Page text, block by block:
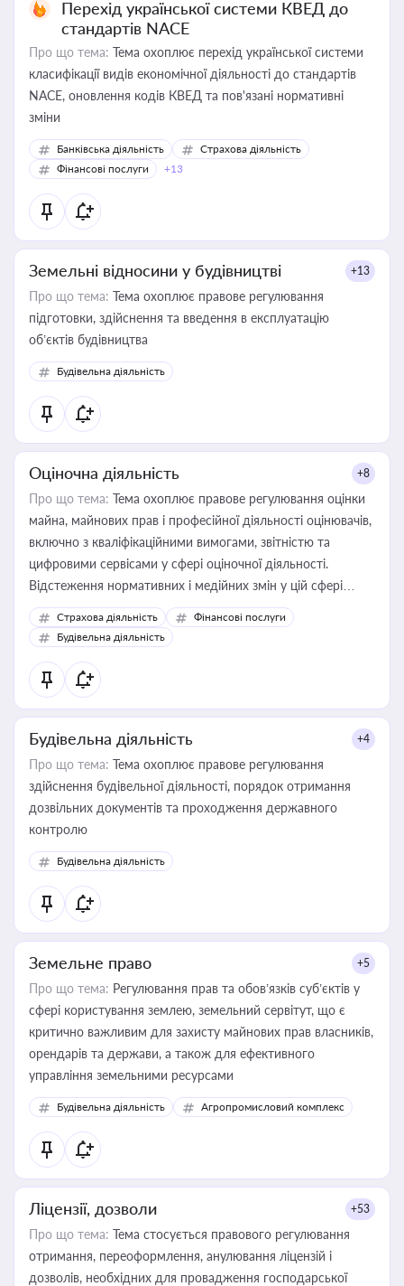
Перехід української системи КВЕД до
стандартів NACE
Про що тема: Тема охоплює перехід української системи
класифікації видів економічної діяльності до стандартів
NACE, оновлення кодів КВЕД та пов'язані нормативні
зміни
Банківська діяльність
Страхова діяльність
Фінансові послуги
+13
Земельні відносини у будівництві +13
Про що тема: Тема охоплює правове регулювання
підготовки, здійснення та введення в експлуатацію
об’єктів будівництва
Будівельна діяльність
Оціночна діяльність +8
Про що тема: Тема охоплює правове регулювання оцінки
майна, майнових прав і професійної діяльності оцінювачів,
включно з кваліфікаційними вимогами, звітністю та
цифровими сервісами у сфері оціночної діяльності.
Відстеження нормативних і медійних змін у цій сфері
корисне для власника бізнесу, керівника, юриста або
бухгалтера під час оподаткування, приватизації, оренди
державного майна, корпоративних угод і перевірки
статусу суб'єктів оціночної діяльності
Страхова діяльність
Фінансові послуги
Будівельна діяльність
Будівельна діяльність +4
Про що тема: Тема охоплює правове регулювання
здійснення будівельної діяльності, порядок отримання
дозвільних документів та проходження державного
контролю
Будівельна діяльність
Земельне право +5
Про що тема: Регулювання прав та обов’язків суб’єктів у
сфері користування землею, земельний сервітут, що є
критично важливим для захисту майнових прав власників,
орендарів та держави, а також для ефективного
управління земельними ресурсами
Будівельна діяльність Агропромисловий комплекс
Ліцензії, дозволи +53
Про що тема: Тема стосується правового регулювання
отримання, переоформлення, анулювання ліцензій і
дозволів, необхідних для провадження господарської